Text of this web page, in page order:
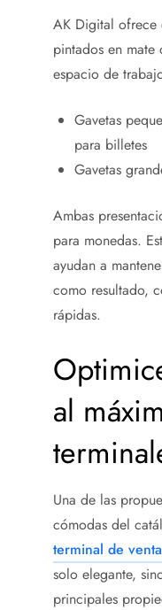
AK Digital ofrece
pintados en mate
espacio de
Gavetas
para billetes
Gavetas
Ambas
para monedas.
ayudan a
como resultado,
rápidas.
al
Una de las
cómodas del
terminal de
solo elegante,
principales